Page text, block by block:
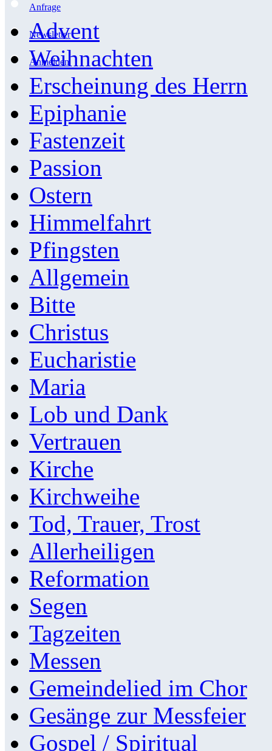
Anfrage
Newsletter
Anmelden
Advent
Weihnachten
Erscheinung des Herrn
Epiphanie
Fastenzeit
Passion
Ostern
Himmelfahrt
Pfingsten
Allgemein
Bitte
Christus
Eucharistie
Maria
Lob und Dank
Vertrauen
Kirche
Kirchweihe
Tod, Trauer, Trost
Allerheiligen
Reformation
Segen
Tagzeiten
Messen
Gemeindelied im Chor
Gesänge zur Messfeier
Gospel / Spiritual